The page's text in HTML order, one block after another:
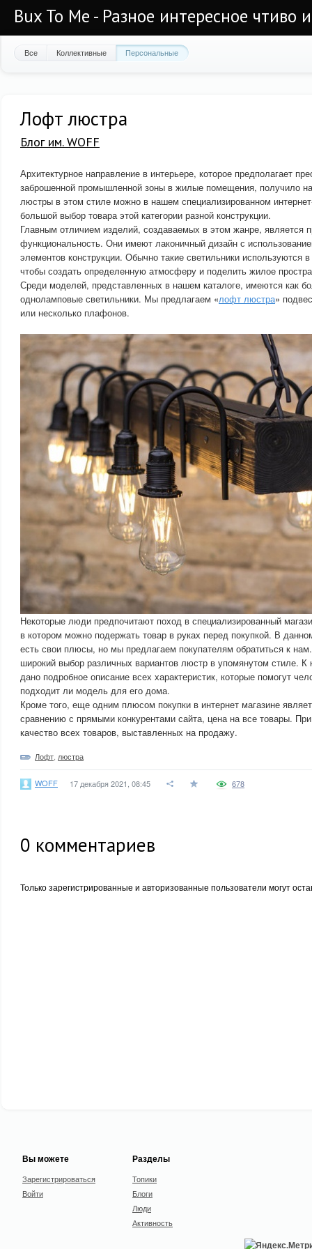
Bux To Me - Разное интересное чтиво
Все Коллективные Персональные
Лофт люстра
Блог им. WOFF
Архитектурное направление в интерьере, которое предполагает
заброшенной промышленной зоны в жилые помещения, получило
люстры в этом стиле можно в нашем специализированном
большой выбор товара этой категории разной конструкции.
Главным отличием изделий, создаваемых в этом жанре, является
функциональность. Они имеют лаконичный дизайн с
элементов конструкции. Обычно такие светильники используются
чтобы создать определенную атмосферу и поделить жилое
Среди моделей, представленных в нашем каталоге, имеются как
одноламповые светильники. Мы предлагаем «лофт люстра»
или несколько плафонов.
Некоторые люди предпочитают поход в специализированный
в котором можно подержать товар в руках перед покупкой. В
есть свои плюсы, но мы предлагаем покупателям обратиться к
широкий выбор различных вариантов люстр в упомянутом стиле. К
дано подробное описание всех характеристик, которые помогут
подходит ли модель для его дома.
Кроме того, еще одним плюсом покупки в интернет магазине
сравнению с прямыми конкурентами сайта, цена на все товары.
качество всех товаров, выставленных на продажу.
Лофт люстра
WOFF 17 декабря 2021, 08:45 678
0 комментариев
Только зарегистрированные и авторизованные пользователи могут
Вы можете
Зарегистрироваться
Войти
Разделы
Топики
Блоги
Люди
Активность